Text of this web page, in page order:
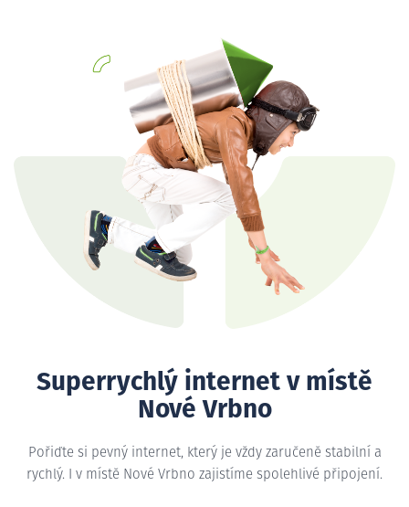
Superrychlý internet v místě
Nové Vrbno
Pořiďte si pevný internet, který je vždy zaručeně stabilní a
rychlý. I v místě Nové Vrbno zajistíme spolehlivé připojení.